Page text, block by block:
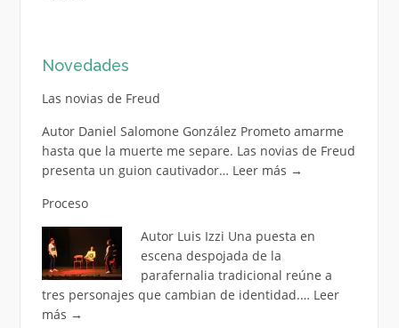
Novedades
Las novias de Freud
Autor Daniel Salomone González Prometo amarme
hasta que la muerte me separe. Las novias de Freud
presenta un guion cautivador… Leer más →
Proceso
Autor Luis Izzi Una puesta en
escena despojada de la
parafernalia tradicional reúne a
tres personajes que cambian de identidad.… Leer
más →